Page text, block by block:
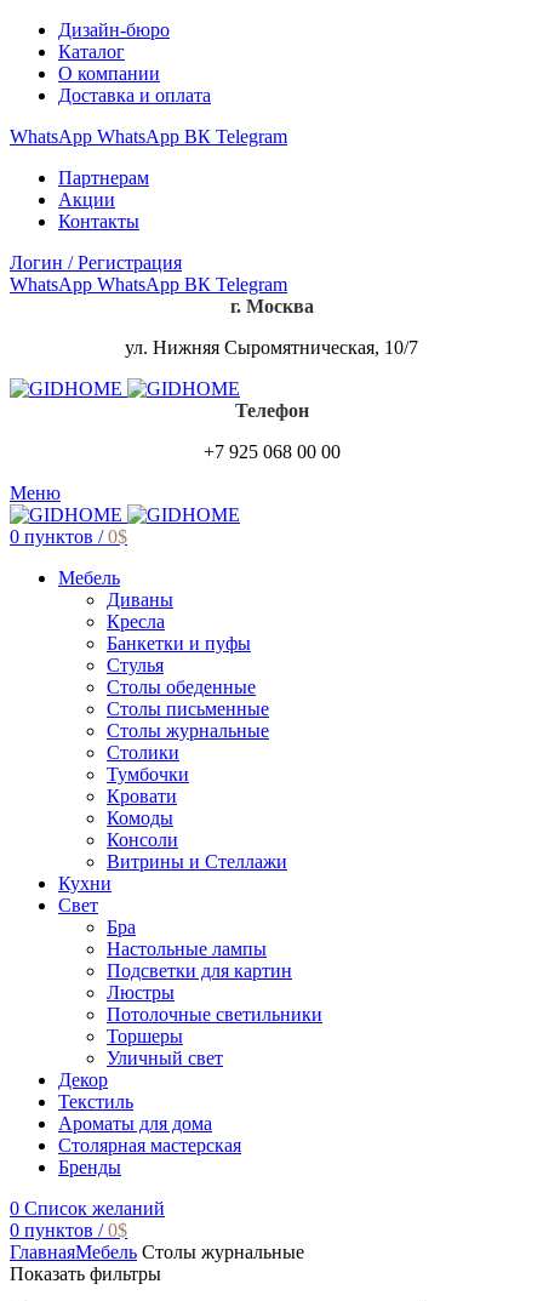
Дизайн-бюро
Каталог
О компании
Доставка и оплата
WhatsApp WhatsApp ВК Telegram
Партнерам
Акции
Контакты
Логин / Регистрация
WhatsApp WhatsApp ВК Telegram
г. Москва
ул. Нижняя Сыромятническая, 10/7
Телефон
+7 925 068 00 00
Меню
0 пунктов / 0$
Мебель
Диваны
Кресла
Банкетки и пуфы
Стулья
Столы обеденные
Столы письменные
Столы журнальные
Столики
Тумбочки
Кровати
Комоды
Консоли
Витрины и Стеллажи
Кухни
Свет
Бра
Настольные лампы
Подсветки для картин
Люстры
Потолочные светильники
Торшеры
Уличный свет
Декор
Текстиль
Ароматы для дома
Столярная мастерская
Бренды
0 Список желаний
0 пунктов / 0$
ГлавнаяМебель Столы журнальные
Показать фильтры